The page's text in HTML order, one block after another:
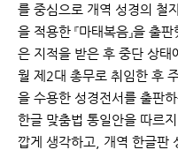
를 중심으로 개역 성경의 철
을 적용한 『마태복음』을 출
은 지적을 받은 후 중단 상
월 제2대 총무로 취임한 후
을 수용한 성경전서를 출판
한글 맞춤법 통일안을 따르
깝게 생각하고, 개역 한글판